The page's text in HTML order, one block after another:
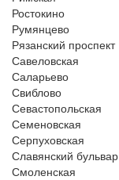
Ростокино
Румянцево
Рязанский проспект
Савеловская
Саларьево
Свиблово
Севастопольская
Семеновская
Серпуховская
Славянский бульвар
Смоленская